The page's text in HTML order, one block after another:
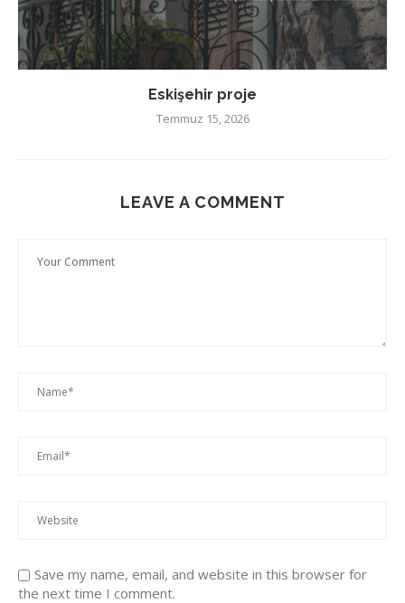
Eskişehir proje
Temmuz 15, 2026
LEAVE A COMMENT
Save my name, email, and website in this browser for
the next time I comment.